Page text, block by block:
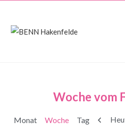
Woche vom
Monat Woche Tag